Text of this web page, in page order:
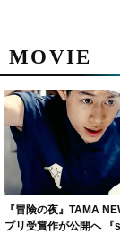
MOVIE
『冒険の夜』TAMA
プリ受賞作が公開へ